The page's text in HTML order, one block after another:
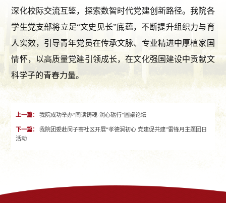
深化校际交流互鉴，探索数智时代党建创新路径。我院各
学生党支部将立足“文史见长”底蕴，不断提升组织力与育
人实效，引导青年党员在传承文脉、专业精进中厚植家国
情怀，以高质量党建引领成长，在文化强国建设中贡献文
科学子的青春力量。
上一篇： 我院成功举办“同读铸魂·润心砺行”圆桌论坛
下一篇：
我院团委赴闵子骞社区开展“孝德润初心 党建促共建”雷锋月主题团日
活动